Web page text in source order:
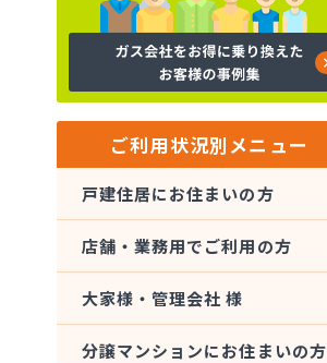
ご利用状況別メニュー
戸建住居にお住まいの方
店舗・業務用でご利用の方
大家様・管理会社 様
分譲マンションにお住まいの方